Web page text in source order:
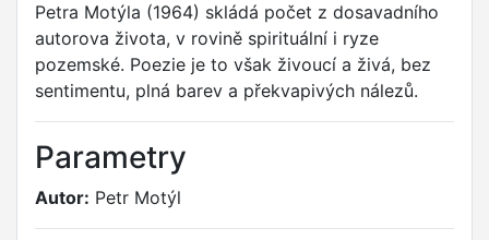
Petra Motýla (1964) skládá počet z dosavadního
autorova života, v rovině spirituální i ryze
pozemské. Poezie je to však živoucí a živá, bez
sentimentu, plná barev a překvapivých nálezů.
Parametry
Autor: Petr Motýl